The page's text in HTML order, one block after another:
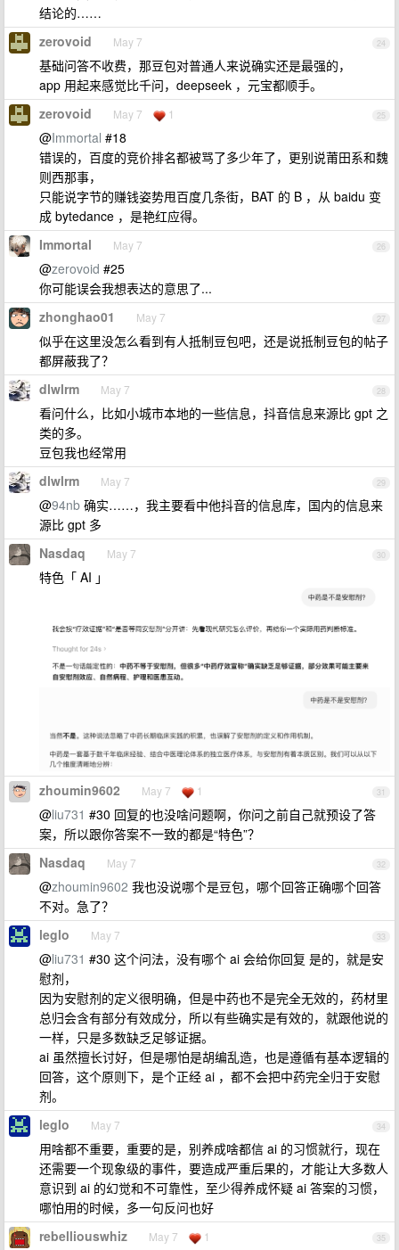
结论的……
24
zerovoid May 7
基础问答不收费，那豆包对普通人来说确实还是最强的，
app 用起来感觉比千问，deepseek ，元宝都顺手。
25
zerovoid May 7 1
@Immortal #18
错误的，百度的竞价排名都被骂了多少年了，更别说莆田系和魏
则西那事，
只能说字节的赚钱姿势甩百度几条街，BAT 的 B ，从 baidu 变
成 bytedance ，是艳红应得。
26
Immortal May 7
@zerovoid #25
你可能误会我想表达的意思了...
27
zhonghao01 May 7
似乎在这里没怎么看到有人抵制豆包吧，还是说抵制豆包的帖子
都屏蔽我了？
28
dlwlrm May 7
看问什么，比如小城市本地的一些信息，抖音信息来源比 gpt 之
类的多。
豆包我也经常用
29
dlwlrm May 7
@94nb 确实……，我主要看中他抖音的信息库，国内的信息来
源比 gpt 多
30
Nasdaq May 7
特色「 AI 」
31
zhoumin9602 May 7 1
@liu731 #30 回复的也没啥问题啊，你问之前自己就预设了答
案，所以跟你答案不一致的都是“特色”？
32
Nasdaq May 7
@zhoumin9602 我也没说哪个是豆包，哪个回答正确哪个回答
不对。急了？
33
leglo May 7
@liu731 #30 这个问法，没有哪个 ai 会给你回复 是的，就是安
慰剂，
因为安慰剂的定义很明确，但是中药也不是完全无效的，药材里
总归会含有部分有效成分，所以有些确实是有效的，就跟他说的
一样，只是多数缺乏足够证据。
ai 虽然擅长讨好，但是哪怕是胡编乱造，也是遵循有基本逻辑的
回答，这个原则下，是个正经 ai ，都不会把中药完全归于安慰
剂。
34
leglo May 7
用啥都不重要，重要的是，别养成啥都信 ai 的习惯就行，现在
还需要一个现象级的事件，要造成严重后果的，才能让大多数人
意识到 ai 的幻觉和不可靠性，至少得养成怀疑 ai 答案的习惯，
哪怕用的时候，多一句反问也好
35
rebelliouswhiz May 7 1